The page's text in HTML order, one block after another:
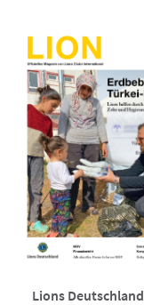
Lions Deutschland